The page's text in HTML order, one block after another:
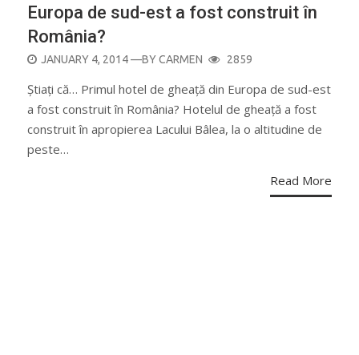
Europa de sud-est a fost construit în
România?
POSTED
JANUARY 4, 2014—BYCARMEN 2859
Știați că… Primul hotel de gheață din Europa de sud-est
a fost construit în România? Hotelul de gheață a fost
construit în apropierea Lacului Bâlea, la o altitudine de
peste…
Read More